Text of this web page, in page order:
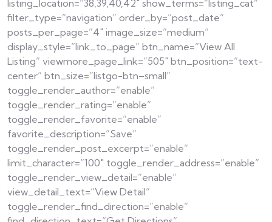
listing_location=”38,39,40,42″ show_terms=”listing_cat”
filter_type=”navigation” order_by=”post_date”
posts_per_page=”4″ image_size=”medium”
display_style=”link_to_page” btn_name=”View All
Listing” viewmore_page_link=”505″ btn_position=”text-
center” btn_size=”listgo-btn–small”
toggle_render_author=”enable”
toggle_render_rating=”enable”
toggle_render_favorite=”enable”
favorite_description=”Save”
toggle_render_post_excerpt=”enable”
limit_character=”100″ toggle_render_address=”enable”
toggle_render_view_detail=”enable”
view_detail_text=”View Detail”
toggle_render_find_direction=”enable”